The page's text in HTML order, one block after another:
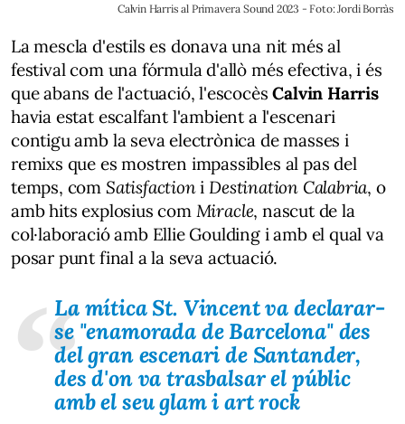
Calvin Harris al Primavera Sound 2023 - Foto: Jordi Borràs
La mescla d'estils es donava una nit més al
festival com una fórmula d'allò més efectiva, i és
que abans de l'actuació, l'escocèsCalvin Harris
havia estat escalfant l'ambient a l'escenari
contigu amb la seva electrònica de masses i
remixs que es mostren impassibles al pas del
temps, com SatisfactioniDestination Calabria, o
amb hits explosius com Miracle, nascut de la
col·laboració amb Ellie Goulding i amb el qual va
posar punt final a la seva actuació.
La mítica St. Vincent va declarar-
se "enamorada de Barcelona" des
del gran escenari de Santander,
des d'on va trasbalsar el públic
amb el seu glam i art rock